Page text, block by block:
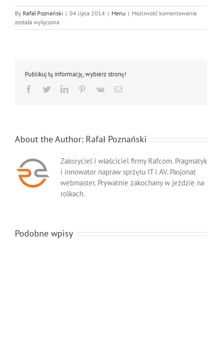
By Rafał Poznański | 04 lipca 2014 | Menu | Możliwość komentowania
została wyłączona
Publikuj tą informację, wybierz stronę!
Facebook
TwitterLinkedInPinterest
Vk Email
About the Author: Rafał Poznański
Założyciel i właściciel firmy Rafcom. Pragmatyk
i innowator napraw sprzętu IT i AV. Pasjonat
webmaster. Prywatnie zakochany w jeździe na
rolkach.
Podobne wpisy